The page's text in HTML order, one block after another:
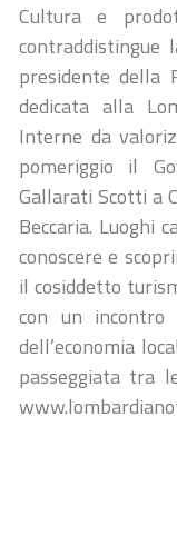
Cultura e
contraddistingue
presidente della
dedicata alla
Interne da
pomeriggio il
Gallarati Scotti a
Beccaria. Luoghi
conoscere e
il cosiddetto
con un incontro
dell’economia
passeggiata tra